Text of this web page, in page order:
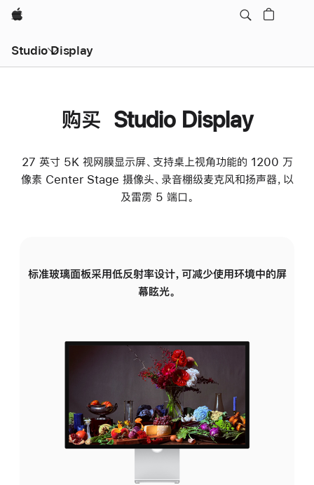
Apple
Studio Display
购买 Studio Display
27 英寸 5K 视网膜显示屏、支持桌上视角功能的 1200 万
像素 Center Stage 摄像头、录音棚级麦克风和扬声器，以
及雷雳 5 端口。
标准玻璃面板采用低反射率设计，可减少使用环境中的屏
幕眩光。